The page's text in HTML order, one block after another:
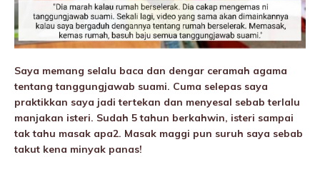
Saya memang selalu baca dan dengar ceramah agama
tentang tanggungjawab suami. Cuma selepas saya
praktikkan saya jadi tertekan dan menyesal sebab terlalu
manjakan isteri. Sudah 5 tahun berkahwin, isteri sampai
tak tahu masak apa2. Masak maggi pun suruh saya sebab
takut kena minyak panas!